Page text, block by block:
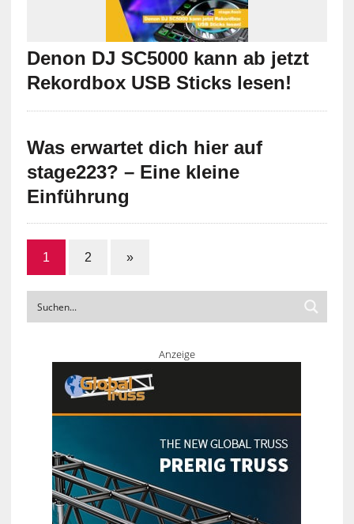
Denon DJ SC5000 kann ab jetzt
Rekordbox USB Sticks lesen!
Was erwartet dich hier auf
stage223? – Eine kleine
Einführung
1 2 »
Anzeige